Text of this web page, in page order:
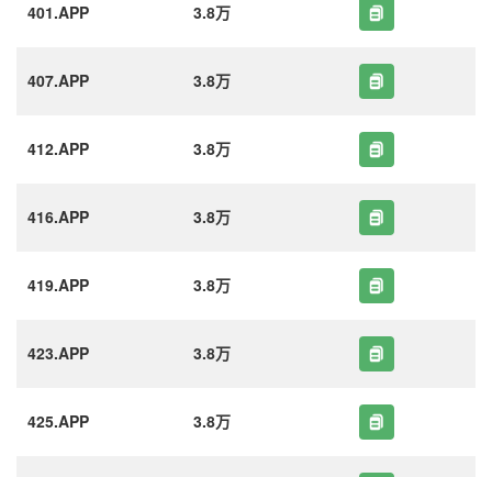
401.APP 3.8万
407.APP 3.8万
412.APP 3.8万
416.APP 3.8万
419.APP 3.8万
423.APP 3.8万
425.APP 3.8万